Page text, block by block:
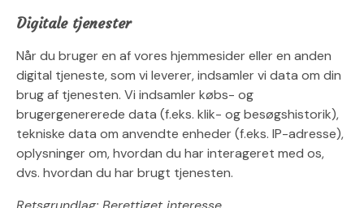
Digitale tjenester
Når du bruger en af vores hjemmesider eller en anden
digital tjeneste, som vi leverer, indsamler vi data om din
brug af tjenesten. Vi indsamler købs- og
brugergenererede data (f.eks. klik- og besøgshistorik),
tekniske data om anvendte enheder (f.eks. IP-adresse),
oplysninger om, hvordan du har interageret med os,
dvs. hvordan du har brugt tjenesten.